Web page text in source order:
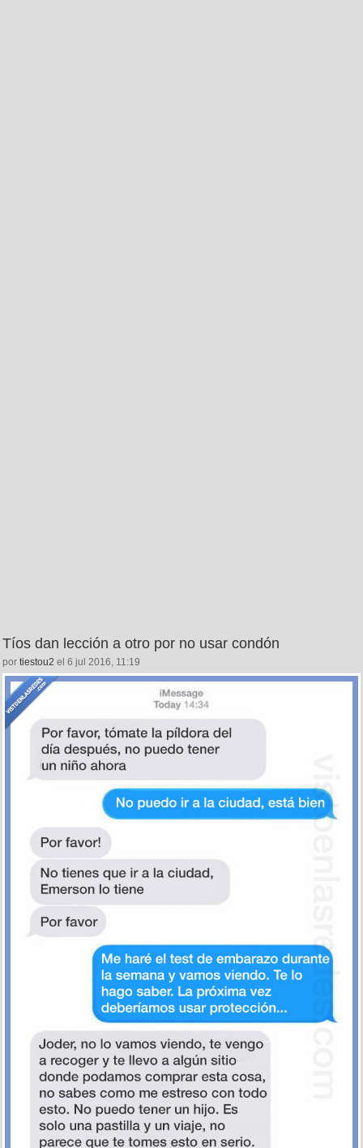
Tíos dan lección a otro por no usar condón
por tiestou2 el 6 jul 2016, 11:19